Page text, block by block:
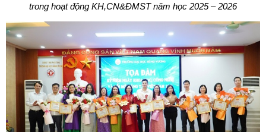
trong hoạt động KH,CN&ĐMST năm học 2025 – 2026